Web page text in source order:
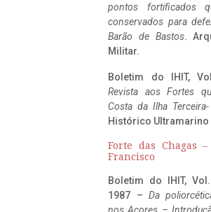
pontos fortificados
conservados para
Barão de Bastos.
Militar.
Boletim do IHIT,
Revista aos Fortes
Costa da Ilha
Histórico Ultramarino
Forte das Chagas
Francisco
Boletim do IHIT,
1987 – Da